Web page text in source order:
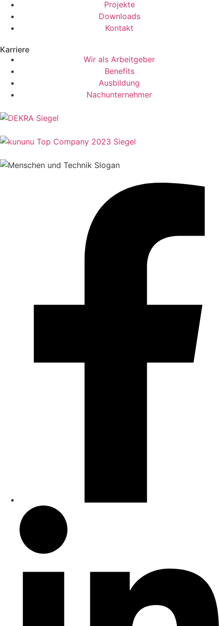
Projekte
Downloads
Kontakt
Karriere
Wir als Arbeitgeber
Benefits
Ausbildung
Nachunternehmer